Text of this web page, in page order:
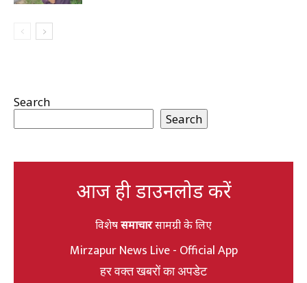
Search
Search
आज ही डाउनलोड करें
विशेषसमाचारसामग्री के लिए
Mirzapur News Live - Official App
हर वक्त खबरों का अपडेट